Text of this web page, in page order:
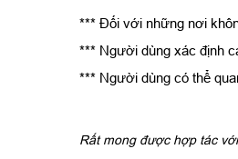
*** Đối với những nơi
*** Người dùng xác định
*** Người dùng có thể
Rất mong được hợp tác